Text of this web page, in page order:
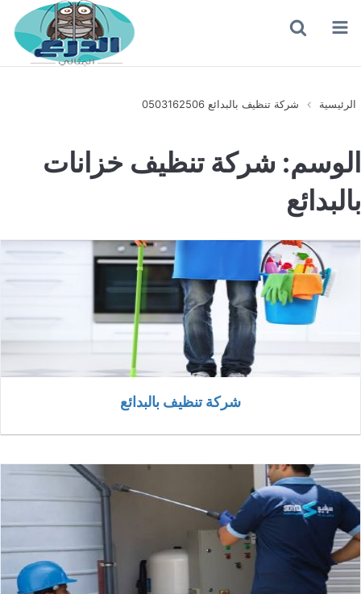
القائمة
الرئيسية شركة تنظيف بالبدائع 0503162506
الوسم: شركة تنظيف خزانات
بالبدائع
شركة تنظيف بالبدائع